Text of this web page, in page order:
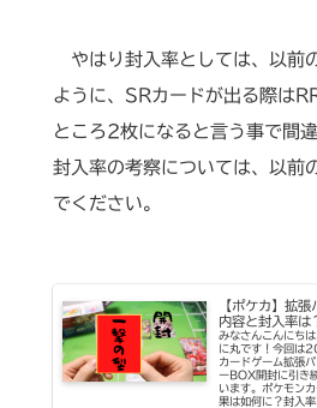
やはり封入率としては、以前
ように、SRカードが出る際は
ところ2枚になると言う事で間
封入率の考察については、以前
でください。
【ポケカ】拡張
内容と封入率は
みなさんこんにち
に丸です！今回は
カードゲーム拡張
ーBOX開封に引き
います。ポケモン
果は如何に？封入率